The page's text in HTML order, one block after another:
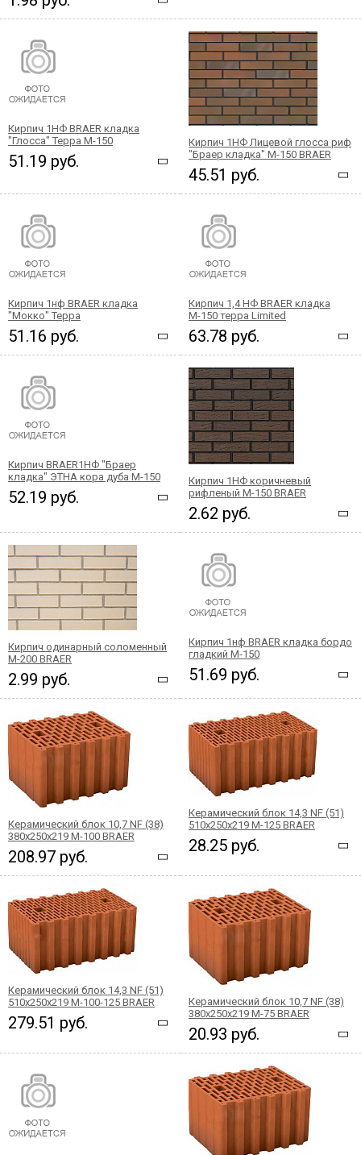
Кирпич 1НФ BRAER кладка
"Глосса" Терра М-150
51.19 руб.
Кирпич 1НФ Лицевой глосса риф
"Браер кладка" М-150 BRAER
45.51 руб.
Кирпич 1нф BRAER кладка
"Мокко" Терра
51.16 руб.
Кирпич 1,4 НФ BRAER кладка
М-150 терра Limited
63.78 руб.
Кирпич BRAER1НФ "Браер
кладка" ЭТНА кора дуба М-150
52.19 руб.
Кирпич 1НФ коричневый
рифленый М-150 BRAER
2.62 руб.
Кирпич одинарный соломенный
М-200 BRAER
2.99 руб.
Кирпич 1нф BRAER кладка бордо
гладкий М-150
51.69 руб.
Керамический блок 10,7 NF (38)
380x250x219 М-100 BRAER
208.97 руб.
Керамический блок 14,3 NF (51)
510x250x219 М-125 BRAER
28.25 руб.
Керамический блок 14,3 NF (51)
510x250x219 М-100-125 BRAER
279.51 руб.
Керамический блок 10,7 NF (38)
380x250x219 М-75 BRAER
20.93 руб.